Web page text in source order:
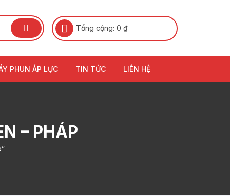
Tổng cộng: 0 ₫
PHUN ÁP LỰC TIN TỨC LIÊN HỆ
– PHÁP